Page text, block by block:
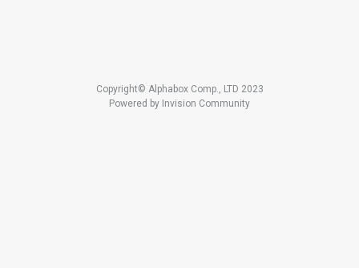
Copyright© Alphabox Comp., LTD 2023
Powered by Invision Community